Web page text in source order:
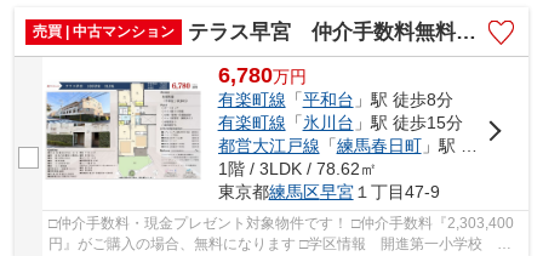
売買 | 中古マンション テラス早宮 仲介手数料無料＋40万円現金プレゼント中
6,780万円
有楽町線 「平和台 」駅 徒歩8分
有楽町線 「氷川台 」駅 徒歩15分
都営大江戸線 「練馬春日町」駅 徒歩20分
1階 / 3LDK / 78.62㎡
東京都練馬区早宮１丁目47-9
□仲介手数料・現金プレゼント対象物件です！ □仲介手数料『2,303,400
円』がご購入の場合、無料になります □学区情報 開進第一小学校 約4